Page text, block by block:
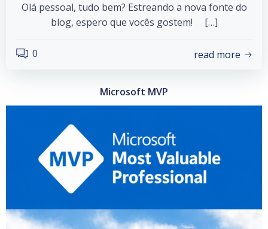
Olá pessoal, tudo bem? Estreando a nova fonte do
blog, espero que vocês gostem! […]
0 read more
Microsoft MVP